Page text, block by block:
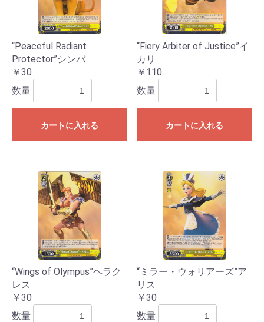
“Peaceful Radiant
Protector”シンバ
￥30
数量
カートに入れる
“Fiery Arbiter of Justice”イ
カリ
￥110
数量
カートに入れる
“Wings of Olympus”ヘラク
レス
￥30
数量
“ミラー・ウォリアーズ”ア
リス
￥30
数量